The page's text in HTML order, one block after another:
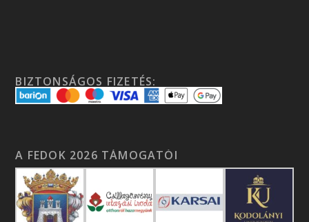
BIZTONSÁGOS FIZETÉS:
A FEDOK 2026 TÁMOGATÓI